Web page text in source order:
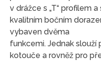
v drážce s „T“ profilem
kvalitním bočním
vybaven dvěma
funkcemi. Jednak
kotouče a rovněž pro